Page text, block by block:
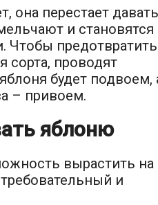
она перестает давать
и становятся
Чтобы предотвратить
сорта, проводят
будет подвоем,
– привоем.
яблоню
вырастить на
и